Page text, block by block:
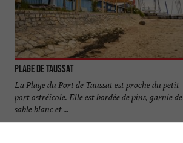
Plage de Taussat
La Plage du Port de Taussat est proche du petit
port ostréicole. Elle est bordée de pins, garnie de
sable blanc et ...